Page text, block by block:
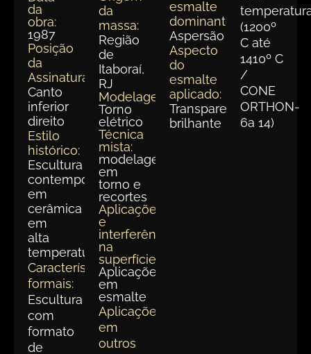
da
obra:
1987
Posição
da
Assinatura:
Canto
inferior
direito
Estilo
histórico:
Escultura
contemporânea
em
cerâmica
em
alta
temperatura.
Características
formais:
Escultura
com
formato
de
da
massa:
Região
de
Itaboraí,
RJ
Modelagem:
Torno
elétrico
Técnica
mista:
modelagem
em
torno e
recortes
Aplicações
e
interferências
na
superfície:
Aplicações
em
esmalte
Aplicações
em
outros
esmalte
dominante:
Aspersão
Aspecto
do
esmalte
aplicado:
Transparente
brilhante
(1200º
C até
1410º C
/
CONE
ORTHON-
6a 14)